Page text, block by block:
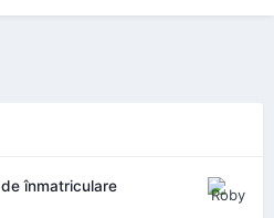
înmatriculare